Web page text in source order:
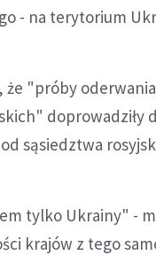
- na terytorium
że "próby
doprowadziły
sąsiedztwa
tylko Ukrainy" -
krajów z tego